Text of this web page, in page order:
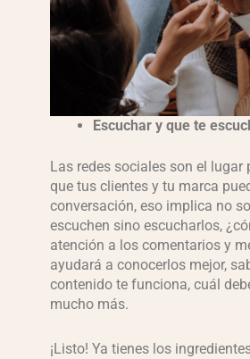
Escuchar y que te
Las redes sociales son el lugar
que tus clientes y tu marca
conversación, eso implica no
escuchen sino escucharlos,
atención a los comentarios y
ayudará a conocerlos mejor,
contenido te funciona, cuál
mucho más.
¡Listo! Ya tienes los